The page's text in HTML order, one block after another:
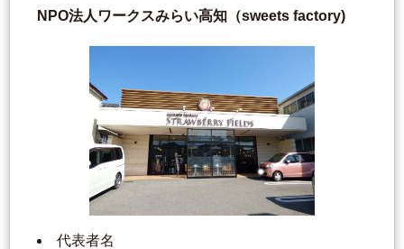
NPO法人ワークスみらい高知（sweets factory)
代表者名